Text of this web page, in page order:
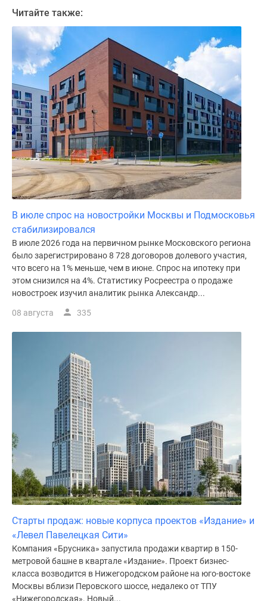
Дома
коттеджи
Коттеджные
поселки
Новой
Москве
Готовые
коттеджные
поселки
Строящиеся
коттеджные
поселки
Коттеджные
поселки
лесу
Коттеджные
поселки
водоема
акции
Макс
Читайте также:
В июле спрос на новостройки Москвы и Подмосковья
стабилизировался
В июле 2026 года на первичном рынке Московского региона
было зарегистрировано 8 728 договоров долевого участия,
что всего на 1% меньше, чем в июне. Спрос на ипотеку при
этом снизился на 4%. Статистику Росреестра о продаже
новостроек изучил аналитик рынка Александр...
08 августа 335
Старты продаж: новые корпуса проектов «Издание» и
«Левел Павелецкая Сити»
Компания «Брусника» запустила продажи квартир в 150-
метровой башне в квартале «Издание». Проект бизнес-
класса возводится в Нижегородском районе на юго-востоке
Москвы вблизи Перовского шоссе, недалеко от ТПУ
«Нижегородская». Новый...